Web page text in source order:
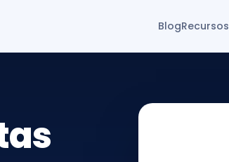
BlogRecursos